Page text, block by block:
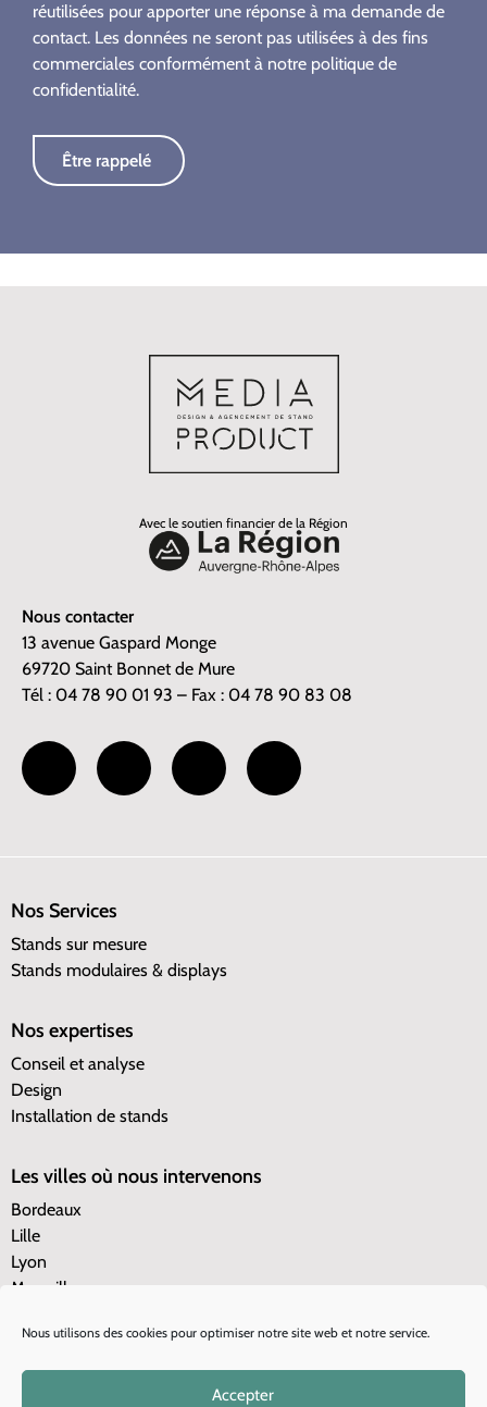
Nous utilisons des cookies pour optimiser notre site web et notre service.
Accepter
réutilisées pour apporter une réponse à ma demande de
contact. Les données ne seront pas utilisées à des fins
commerciales conformément à notre politique de
confidentialité.
Être rappelé
Avec le soutien financier de la Région
Nous contacter
13 avenue Gaspard Monge
69720 Saint Bonnet de Mure
Tél : 04 78 90 01 93 – Fax : 04 78 90 83 08
Nos Services
Stands sur mesure
Stands modulaires & displays
Nos expertises
Conseil et analyse
Design
Installation de stands
Les villes où nous intervenons
Bordeaux
Lille
Lyon
Marseille
Paris
Toulouse